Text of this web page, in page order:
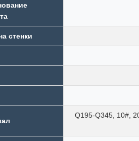
стенки
Q195-Q345, 10#,